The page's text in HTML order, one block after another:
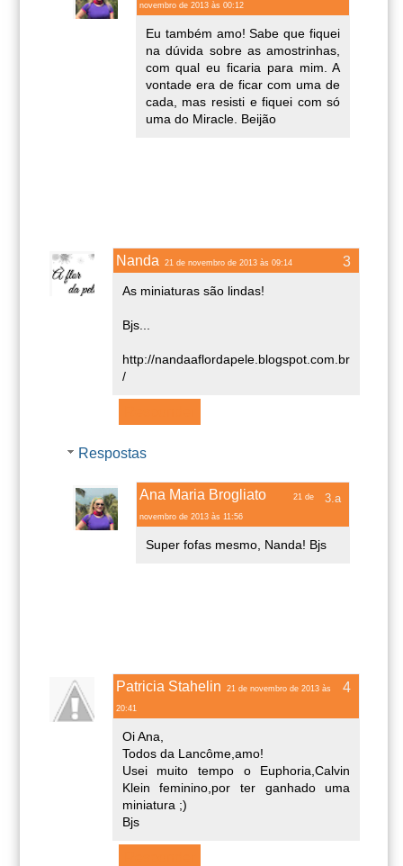
novembro de 2013 às 00:12
Eu também amo! Sabe que fiquei
na dúvida sobre as amostrinhas,
com qual eu ficaria para mim. A
vontade era de ficar com uma de
cada, mas resisti e fiquei com só
uma do Miracle. Beijão
Nanda 21 de novembro de 2013 às 09:14
As miniaturas são lindas!
Bjs...
http://nandaaflordapele.blogspot.com.br
/
Respostas
Ana Maria Brogliato 21 de
novembro de 2013 às 11:56
Super fofas mesmo, Nanda! Bjs
Patricia Stahelin 21 de novembro de 2013 às
20:41
Oi Ana,
Todos da Lancôme,amo!
Usei muito tempo o Euphoria,Calvin
Klein feminino,por ter ganhado uma
miniatura ;)
Bjs